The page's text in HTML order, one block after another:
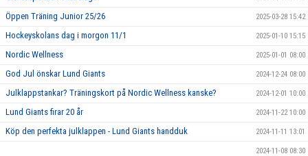
Öppen Träning Junior 25/26 2025-03-28 15:42
Hockeyskolans dag i morgon 11/1 2025-01-10 15:15
Nordic Wellness 2025-01-01 08:00
God Jul önskar Lund Giants 2024-12-24 08:00
Julklappstankar? Träningskort på Nordic Wellness kanske? 2024-12-01 10:00
Lund Giants firar 20 år 2024-11-22 10:00
Köp den perfekta julklappen - Lund Giants handduk 2024-11-11 13:01
2024-11-08 08:30